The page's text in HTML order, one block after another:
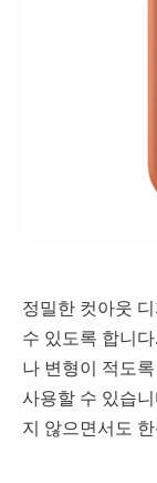
정밀한 컷아웃
수 있도록 합니
나 변형이 적도
사용할 수 있습
지 않으면서도